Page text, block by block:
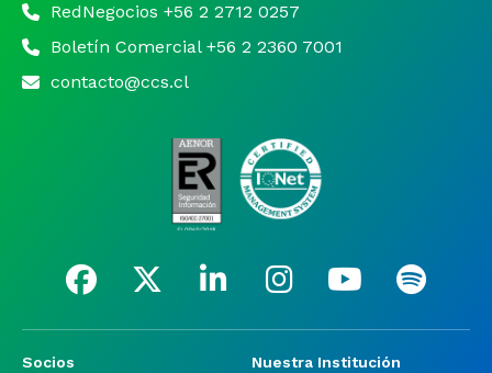
RedNegocios +56 2 2712 0257
Boletín Comercial +56 2 2360 7001
contacto@ccs.cl
Socios Nuestra Institución